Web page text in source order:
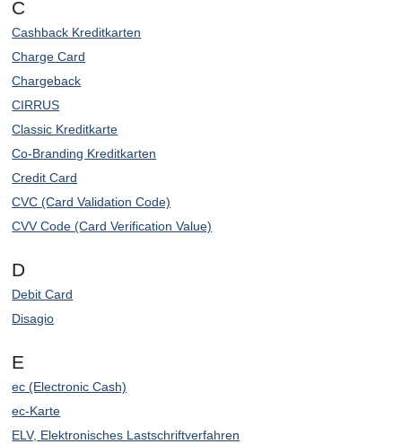
C
Cashback Kreditkarten
Charge Card
Chargeback
CIRRUS
Classic Kreditkarte
Co-Branding Kreditkarten
Credit Card
CVC (Card Validation Code)
CVV Code (Card Verification Value)
D
Debit Card
Disagio
E
ec (Electronic Cash)
ec-Karte
ELV, Elektronisches Lastschriftverfahren